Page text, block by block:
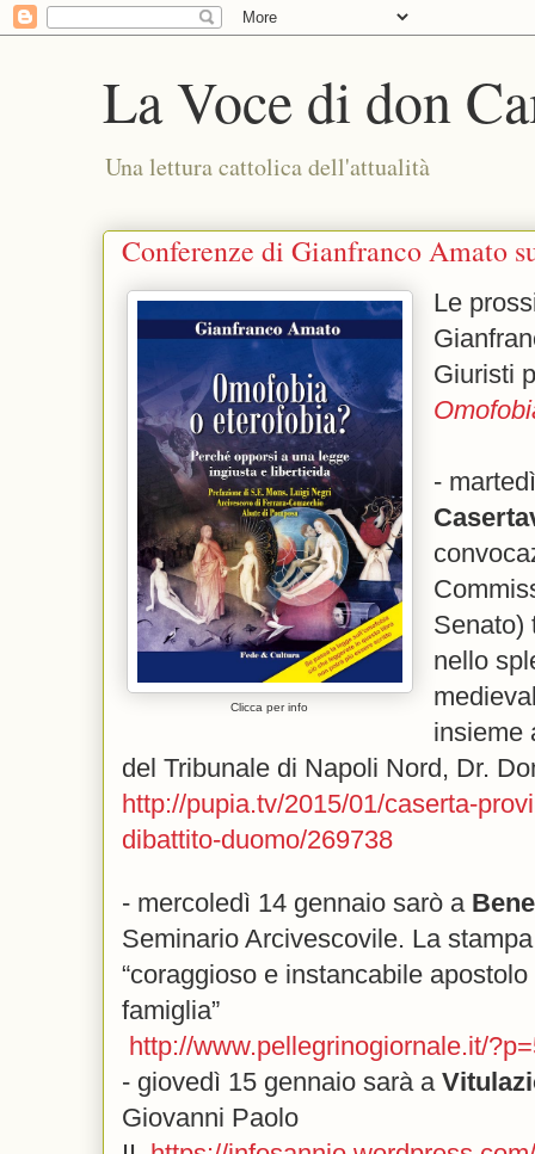
La Voce di don
Una lettura cattolica dell'attualità
Conferenze di Gianfranco Amato
Clicca per info
Le
Giuristi
-
Senato)
nello
insieme
del Tribunale di Napoli Nord, Dr.
http://pupia.tv/2015/01/caserta-
dibattito-duomo/269738
- mercoledì 14 gennaio sarò a
Seminario Arcivescovile. La
“coraggioso e instancabile
famiglia”
http://www.pellegrinogiornale.it/
- giovedì 15 gennaio sarà a
Giovanni Paolo